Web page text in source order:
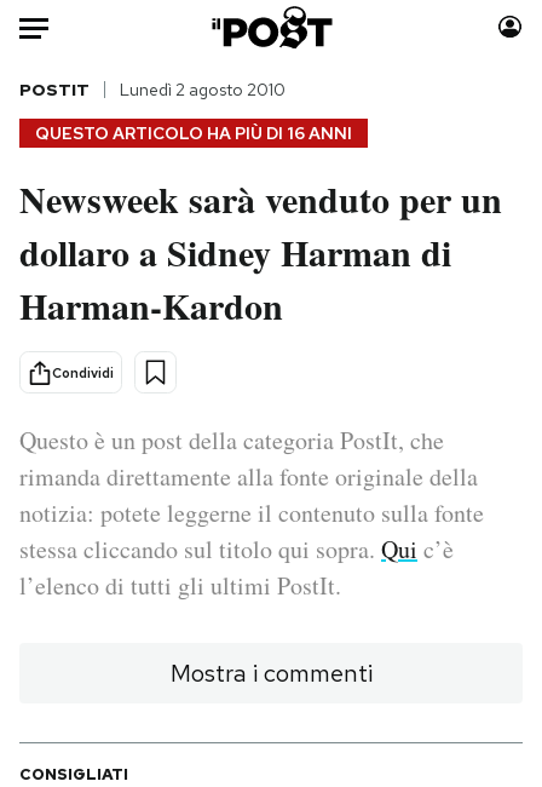
Auto
HOME
Italia
Politica
Tecnologia
Scienza
Economia
Sport
Moda
Consumismi
Altrecose
Mondiali calcio 2026
PODCAST
NEWSLETTER
I MIEI PREFERITI
QUESTO ARTICOLO HA PIÙ DI 16 ANNI
POSTIT Lunedì 2 agosto 2010
Newsweek sarà venduto per un
dollaro a Sidney Harman di
Harman-Kardon
Condividi
Questo è un post della categoria PostIt, che
rimanda direttamente alla fonte originale della
notizia: potete leggerne il contenuto sulla fonte
stessa cliccando sul titolo qui sopra. Qui c’è
l’elenco di tutti gli ultimi PostIt.
Mostra i commenti
CONSIGLIATI